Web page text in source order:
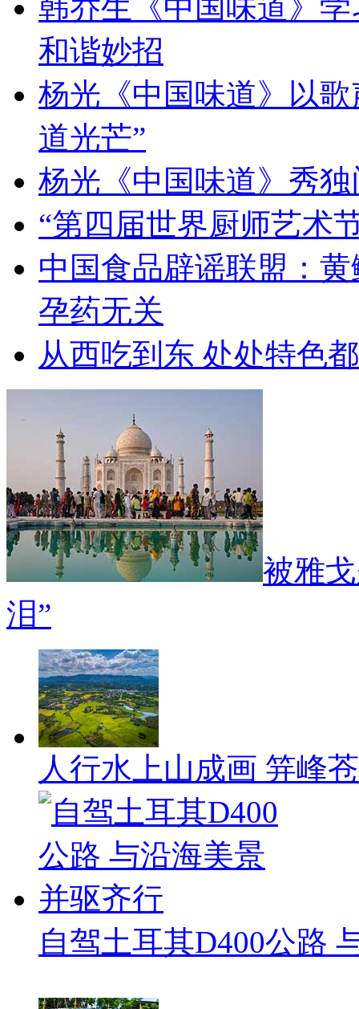
韩乔生《中国味道》
和谐妙招
杨光《中国味道》以
道光芒”
杨光《中国味道》秀
“第四届世界厨师艺术
中国食品辟谣联盟：
孕药无关
从西吃到东 处处特色
被雅
泪”
人行水上山成画 笄峰
自驾土耳其D400公路